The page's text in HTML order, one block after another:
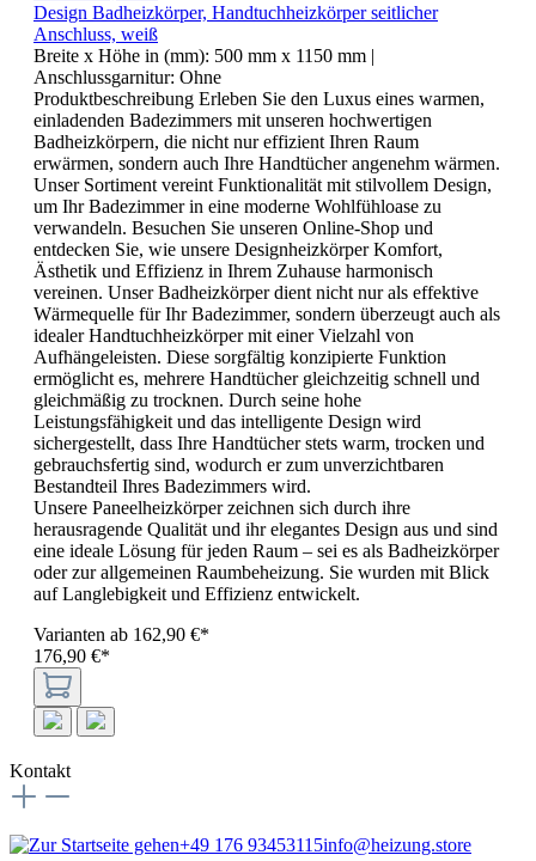
Design Badheizkörper, Handtuchheizkörper seitlicher
Anschluss, weiß
Breite x Höhe in (mm): 500 mm x 1150 mm |
Anschlussgarnitur: Ohne
Produktbeschreibung Erleben Sie den Luxus eines warmen,
einladenden Badezimmers mit unseren hochwertigen
Badheizkörpern, die nicht nur effizient Ihren Raum
erwärmen, sondern auch Ihre Handtücher angenehm wärmen.
Unser Sortiment vereint Funktionalität mit stilvollem Design,
um Ihr Badezimmer in eine moderne Wohlfühloase zu
verwandeln. Besuchen Sie unseren Online-Shop und
entdecken Sie, wie unsere Designheizkörper Komfort,
Ästhetik und Effizienz in Ihrem Zuhause harmonisch
vereinen. Unser Badheizkörper dient nicht nur als effektive
Wärmequelle für Ihr Badezimmer, sondern überzeugt auch als
idealer Handtuchheizkörper mit einer Vielzahl von
Aufhängeleisten. Diese sorgfältig konzipierte Funktion
ermöglicht es, mehrere Handtücher gleichzeitig schnell und
gleichmäßig zu trocknen. Durch seine hohe
Leistungsfähigkeit und das intelligente Design wird
sichergestellt, dass Ihre Handtücher stets warm, trocken und
gebrauchsfertig sind, wodurch er zum unverzichtbaren
Bestandteil Ihres Badezimmers wird.
Unsere Paneelheizkörper zeichnen sich durch ihre
herausragende Qualität und ihr elegantes Design aus und sind
eine ideale Lösung für jeden Raum – sei es als Badheizkörper
oder zur allgemeinen Raumbeheizung. Sie wurden mit Blick
auf Langlebigkeit und Effizienz entwickelt.
Varianten ab 162,90 €*
176,90 €*
Kontakt
+49 176 93453115info@heizung.store